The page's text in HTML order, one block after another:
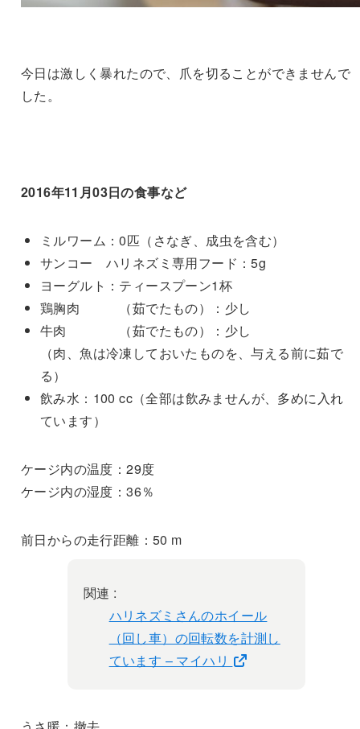
今日は激しく暴れたので、爪を切ることができませんで
した。
2016年11月03日の食事など
ミルワーム：0匹（さなぎ、成虫を含む）
サンコー ハリネズミ専用フード：5g
ヨーグルト：ティースプーン1杯
鶏胸肉 （茹でたもの）：少し
牛肉 （茹でたもの）：少し
（肉、魚は冷凍しておいたものを、与える前に茹で
る）
飲み水：100 cc（全部は飲みませんが、多めに入れ
ています）
ケージ内の温度：29度
ケージ内の湿度：36％
前日からの走行距離：50 m
関連 :
ハリネズミさんのホイール
（回し車）の回転数を計測し
ています – マイハリ